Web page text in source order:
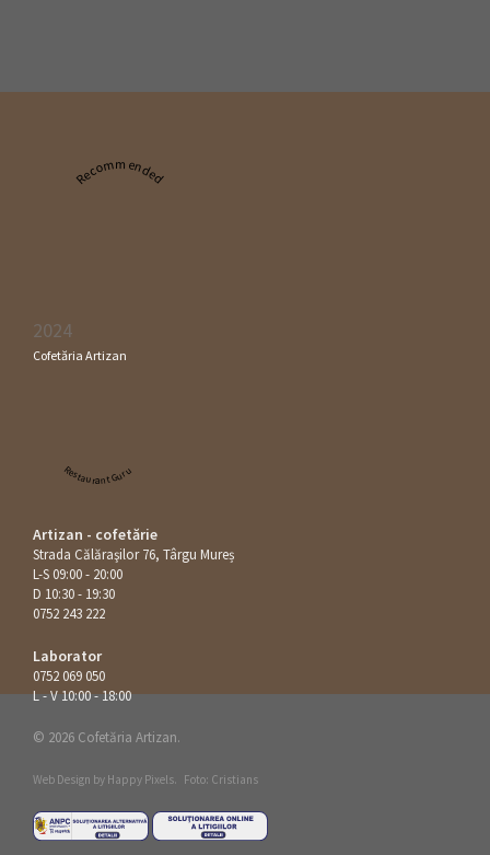
Recommended
2024
Cofetăria Artizan
Restaurant Guru
Artizan - cofetărie
Strada Călăraşilor 76, Târgu Mureș
L-S 09:00 - 20:00
D 10:30 - 19:30
0752 243 222
Laborator
0752 069 050
L - V 10:00 - 18:00
© 2026 Cofetăria Artizan.
Web Design by Happy Pixels. Foto: Cristians